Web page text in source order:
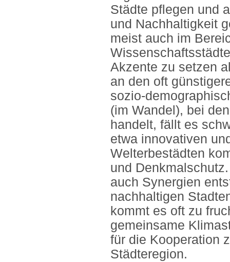
Städte pflegen und
und Nachhaltigkeit
meist auch im
Akzente zu setzen
an den oft
sozio-
(im Wandel), bei
handelt, fällt es
etwa innovativen
Welterbestädten
und
auch Synergien
nachhaltigen
kommt es oft zu
gemeinsame
für die Kooperation
Städteregion.